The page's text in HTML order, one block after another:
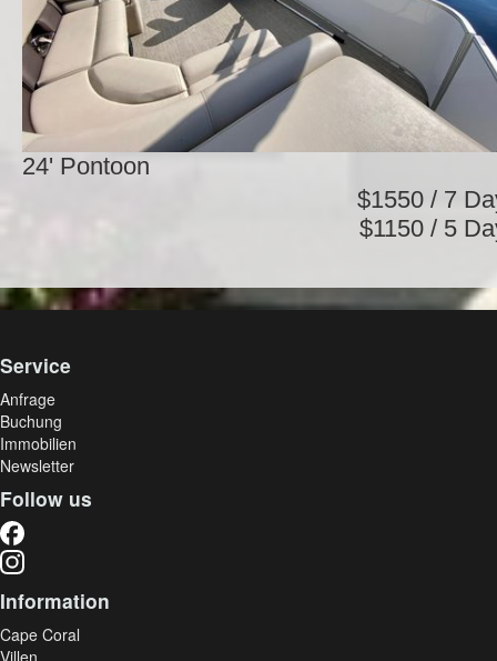
24' Pontoon
$1550 / 7
$1150 / 5
Service
Anfrage
Buchung
Immobilien
Newsletter
Follow us
Information
Cape Coral